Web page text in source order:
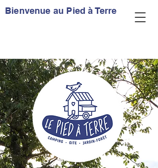
Bienvenue au Pied à Terre